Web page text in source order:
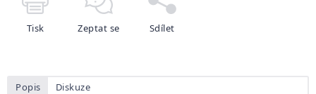
Tisk Zeptat se Sdílet
Popis Diskuze